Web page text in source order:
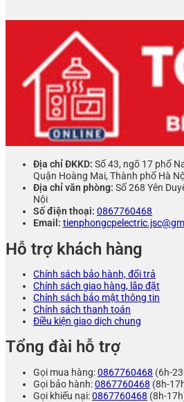
Địa chỉ ĐKKD: Số 43, ngõ 17 phố
Quận Hoàng Mai, Thành phố Hà
Địa chỉ văn phòng: Số 268 Yên
Nội
Số điện thoại: 0867760468
Email:
Hỗ trợ khách hàng
Chính sách bảo hành, đổi trả
Chính sách giao hàng, lắp đặt
Chính sách bảo mật thông tin
Chính sách thanh toán
Điều kiện giao dịch chung
Tổng đài hỗ trợ
Gọi mua hàng:0867760468 (6h-
Gọi bảo hành:0867760468 (8h-
Gọi khiếu nại:0867760468 (8h-